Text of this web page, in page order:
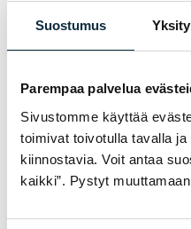
Suostumus
Parempaa palvelua
Sivustomme käyttää
toimivat toivotulla tavalla
kiinnostavia. Voit antaa
kaikki”. Pystyt
Den här
Shimano S-